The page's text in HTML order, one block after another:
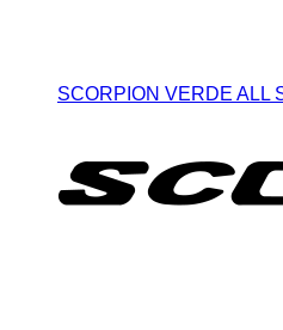
SCORPION VERDE ALL